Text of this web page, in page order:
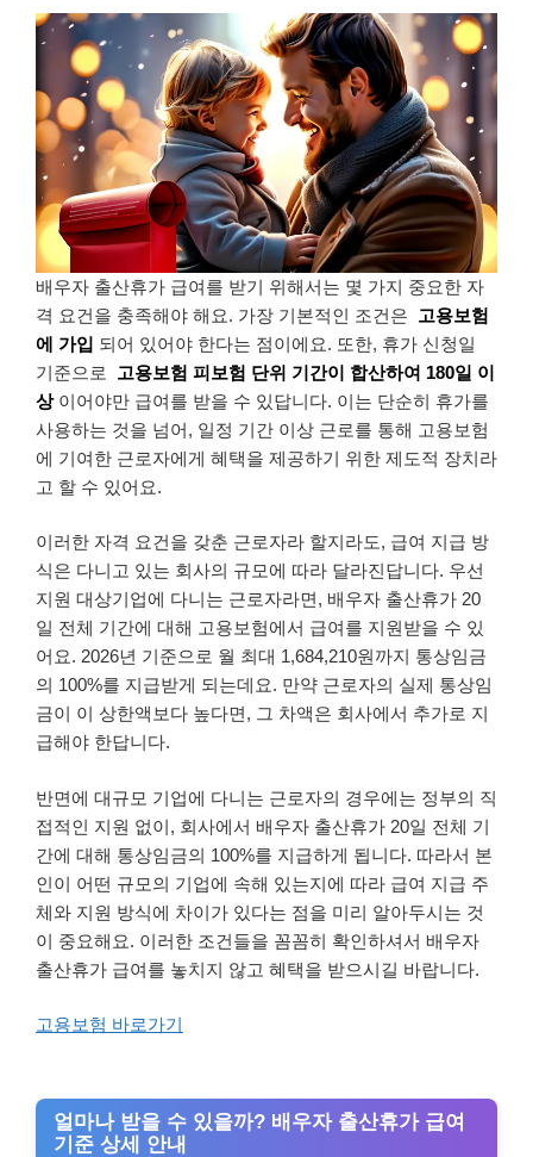
배우자 출산휴가 급여를 받기 위해서는 몇 가지 중요한 자
격 요건을 충족해야 해요. 가장 기본적인 조건은
고용보험
에 가입 되어 있어야 한다는 점이에요. 또한, 휴가 신청일
기준으로
고용보험 피보험 단위 기간이 합산하여 180일 이
상 이어야만 급여를 받을 수 있답니다. 이는 단순히 휴가를
사용하는 것을 넘어, 일정 기간 이상 근로를 통해 고용보험
에 기여한 근로자에게 혜택을 제공하기 위한 제도적 장치라
고 할 수 있어요.
이러한 자격 요건을 갖춘 근로자라 할지라도, 급여 지급 방
식은 다니고 있는 회사의 규모에 따라 달라진답니다. 우선
지원 대상기업에 다니는 근로자라면, 배우자 출산휴가 20
일 전체 기간에 대해 고용보험에서 급여를 지원받을 수 있
어요. 2026년 기준으로 월 최대 1,684,210원까지 통상임금
의 100%를 지급받게 되는데요. 만약 근로자의 실제 통상임
금이 이 상한액보다 높다면, 그 차액은 회사에서 추가로 지
급해야 한답니다.
반면에 대규모 기업에 다니는 근로자의 경우에는 정부의 직
접적인 지원 없이, 회사에서 배우자 출산휴가 20일 전체 기
간에 대해 통상임금의 100%를 지급하게 됩니다. 따라서 본
인이 어떤 규모의 기업에 속해 있는지에 따라 급여 지급 주
체와 지원 방식에 차이가 있다는 점을 미리 알아두시는 것
이 중요해요. 이러한 조건들을 꼼꼼히 확인하셔서 배우자
출산휴가 급여를 놓치지 않고 혜택을 받으시길 바랍니다.
고용보험 바로가기
얼마나 받을 수 있을까? 배우자 출산휴가 급여
기준 상세 안내